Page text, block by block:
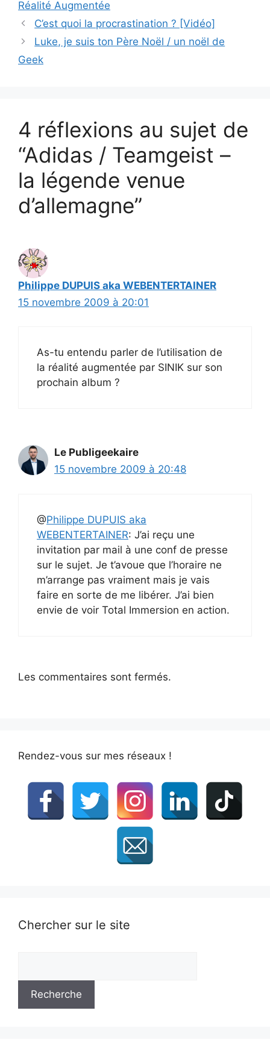
Réalité Augmentée
C’est quoi la procrastination ? [Vidéo]
Luke, je suis ton Père Noël / un noël de
Geek
4 réflexions au sujet de
“Adidas / Teamgeist –
la légende venue
d’allemagne”
Philippe DUPUIS aka WEBENTERTAINER
15 novembre 2009 à 20:01
As-tu entendu parler de l’utilisation de
la réalité augmentée par SINIK sur son
prochain album ?
Le Publigeekaire
15 novembre 2009 à 20:48
@Philippe DUPUIS aka
WEBENTERTAINER: J’ai reçu une
invitation par mail à une conf de presse
sur le sujet. Je t’avoue que l’horaire ne
m’arrange pas vraiment mais je vais
faire en sorte de me libérer. J’ai bien
envie de voir Total Immersion en action.
Les commentaires sont fermés.
Rendez-vous sur mes réseaux !
Chercher sur le site